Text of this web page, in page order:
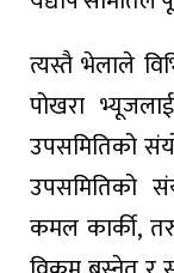
त्यस्तै भेलाले
पोखरा
उपसमितिको
उपसमितिको
कमल कार्की,